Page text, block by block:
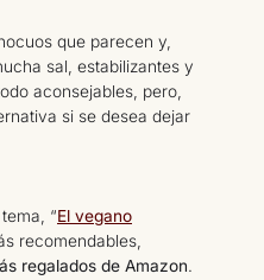
que parecen y,
sal, estabilizantes y
aconsejables, pero,
si se desea dejar
“El vegano
recomendables,
regalados de Amazon.